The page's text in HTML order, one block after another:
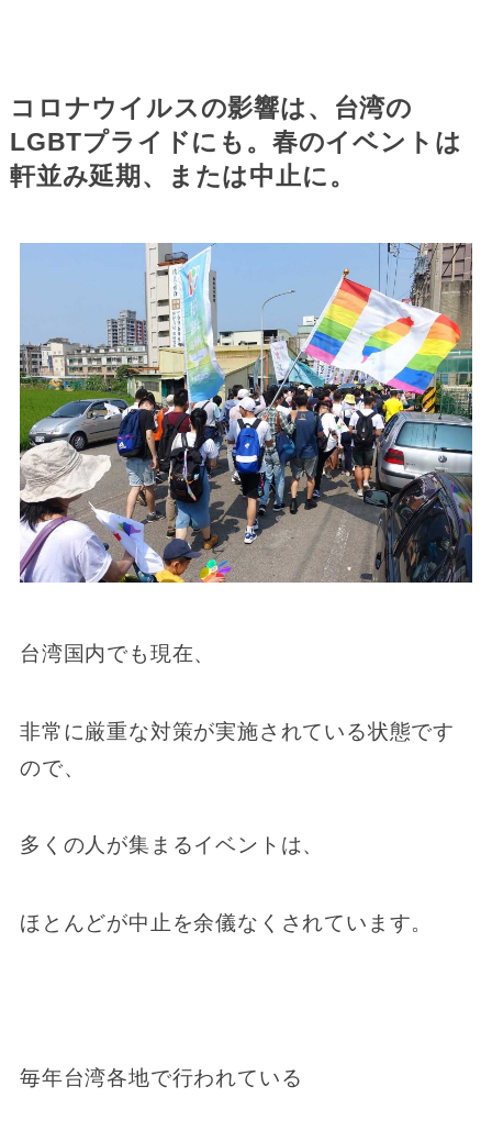
コロナウイルスの影響は、台湾の
LGBTプライドにも。春のイベントは
軒並み延期、または中止に。
台湾国内でも現在、
非常に厳重な対策が実施されている状態です
ので、
多くの人が集まるイベントは、
ほとんどが中止を余儀なくされています。
毎年台湾各地で行われている